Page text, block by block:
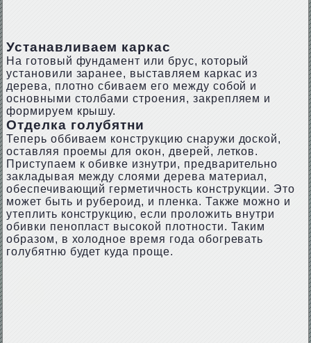
Устанавливаем каркас
На готовый фундамент или брус, который
установили заранее, выставляем каркас из
дерева, плотно сбиваем его между собой и
основными столбами строения, закрепляем и
формируем крышу.
Отделка голубятни
Теперь оббиваем конструкцию снаружи доской,
оставляя проемы для окон, дверей, летков.
Приступаем к обивке изнутри, предварительно
закладывая между слоями дерева материал,
обеспечивающий герметичность конструкции. Это
может быть и рубероид, и пленка. Также можно и
утеплить конструкцию, если проложить внутри
обивки пенопласт высокой плотности. Таким
образом, в холодное время года обогревать
голубятню будет куда проще.